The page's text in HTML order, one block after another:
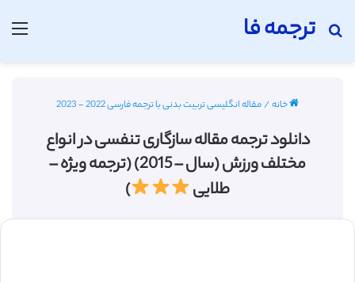
ترجمه فا
جستجو برای
خانه/مقاله انگلیسی تربیت بدنی با ترجمه فارسی 2022 - 2023
دانلود ترجمه مقاله سازگاری تنفسی در انواع
مختلف ورزش (سال – 2015) (ترجمه ویژه –
طلایی
)